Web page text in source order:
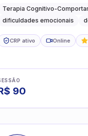
lidar com as
dia
Terapia Cognitivo-
dificuldades emocionais
CRP ativo Online
90